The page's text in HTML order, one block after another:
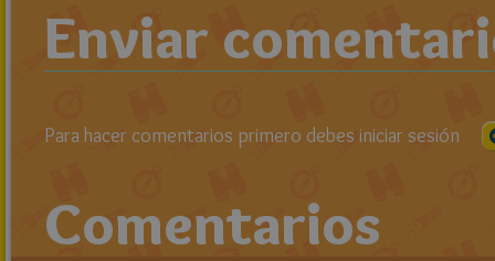
Enviar
Para hacer comentarios primero debes iniciar sesión
Comentarios